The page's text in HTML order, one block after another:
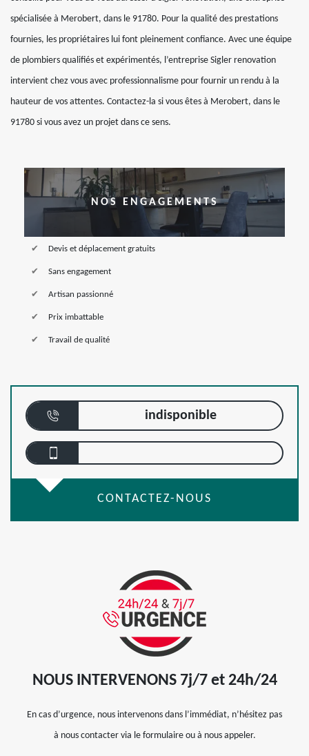
spécialisée à Merobert, dans le 91780. Pour la qualité des prestations
fournies, les propriétaires lui font pleinement confiance. Avec une équipe
de plombiers qualifiés et expérimentés, l’entreprise Sigler renovation
intervient chez vous avec professionnalisme pour fournir un rendu à la
hauteur de vos attentes. Contactez-la si vous êtes à Merobert, dans le
91780 si vous avez un projet dans ce sens.
NOS ENGAGEMENTS
Devis et déplacement gratuits
Sans engagement
Artisan passionné
Prix imbattable
Travail de qualité
indisponible
CONTACTEZ-NOUS
NOUS INTERVENONS 7j/7 et 24h/24
En cas d’urgence, nous intervenons dans l’immédiat, n’hésitez pas
à nous contacter via le formulaire ou à nous appeler.